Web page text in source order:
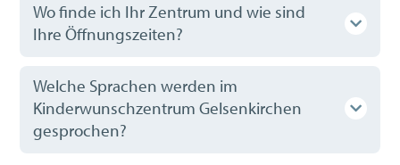
Wo finde ich Ihr Zentrum und wie sind
Ihre Öffnungszeiten?
Welche Sprachen werden im
Kinderwunschzentrum Gelsenkirchen
gesprochen?